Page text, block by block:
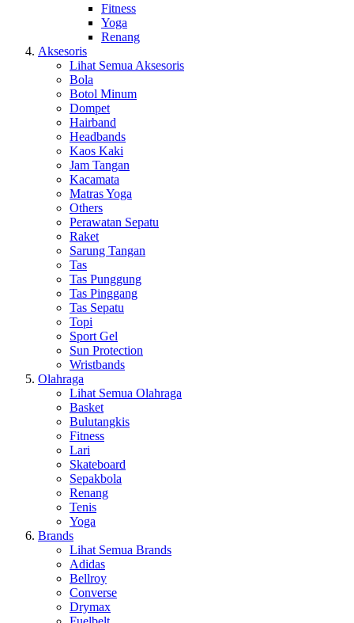
Fitness
Yoga
Renang
Aksesoris
Lihat Semua Aksesoris
Bola
Botol Minum
Dompet
Hairband
Headbands
Kaos Kaki
Jam Tangan
Kacamata
Matras Yoga
Others
Perawatan Sepatu
Raket
Sarung Tangan
Tas
Tas Punggung
Tas Pinggang
Tas Sepatu
Topi
Sport Gel
Sun Protection
Wristbands
Olahraga
Lihat Semua Olahraga
Basket
Bulutangkis
Fitness
Lari
Skateboard
Sepakbola
Renang
Tenis
Yoga
Brands
Lihat Semua Brands
Adidas
Bellroy
Converse
Drymax